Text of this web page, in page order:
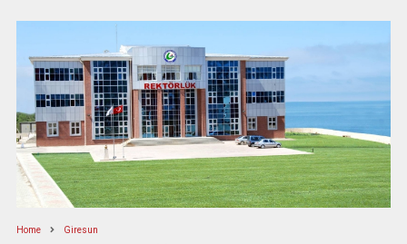
Home Giresun